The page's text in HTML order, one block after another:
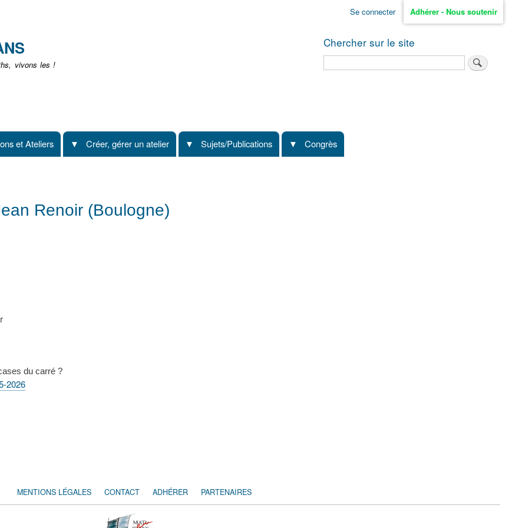
Se connecter Adhérer - Nous soutenir
vivons les !
Chercher sur le site
et Ateliers Créer, gérer un atelier Sujets/Publications Congrès
Renoir (Boulogne)
du carré ?
2026
MENTIONS LÉGALES CONTACT ADHÉRER PARTENAIRES